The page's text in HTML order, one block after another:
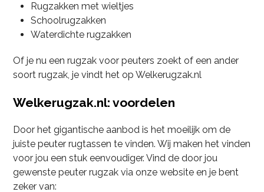
Rugzakken met wieltjes
Schoolrugzakken
Waterdichte rugzakken
Of je nu een rugzak voor peuters zoekt of een ander
soort rugzak, je vindt het op Welkerugzak.nl
Welkerugzak.nl: voordelen
Door het gigantische aanbod is het moeilijk om de
juiste peuter rugtassen te vinden. Wij maken het vinden
voor jou een stuk eenvoudiger. Vind de door jou
gewenste peuter rugzak via onze website en je bent
zeker van: